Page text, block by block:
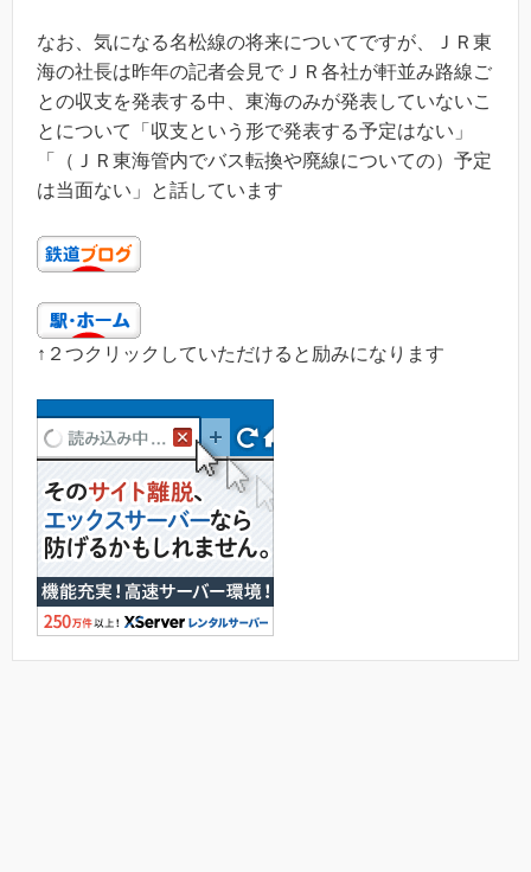
なお、気になる名松線の将来についてですが、ＪＲ東
海の社長は昨年の記者会見でＪＲ各社が軒並み路線ご
との収支を発表する中、東海のみが発表していないこ
とについて「収支という形で発表する予定はない」
「（ＪＲ東海管内でバス転換や廃線についての）予定
は当面ない」と話しています
↑２つクリックしていただけると励みになります